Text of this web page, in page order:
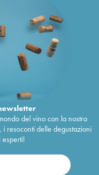
del vino con la nostra
resoconti delle degustazioni